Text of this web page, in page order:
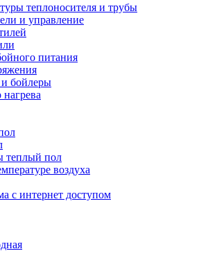
теплоносителя и трубы
и управление
питания
бойлеры
теплый пол
воздуха
с интернет доступом